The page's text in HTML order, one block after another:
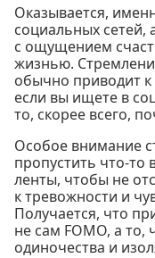
Оказывается,
социальных сетей,
с ощущением
жизнью.
обычно приводит
если вы ищете в
то, скорее всего,
Особое внимание
пропустить что-то
ленты, чтобы не
к тревожности и
Получается, что
не сам FOMO, а
одиночества и